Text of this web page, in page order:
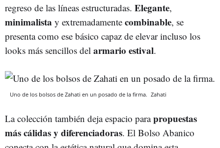
regreso de las líneas estructuradas. Elegante,
minimalista y extremadamente combinable, se
presenta como ese básico capaz de elevar incluso los
looks más sencillos del armario estival.
Uno de los bolsos de Zahati en un posado de la firma. Zahati
La colección también deja espacio parapropuestas
más cálidas y diferenciadoras. El Bolso Abanico